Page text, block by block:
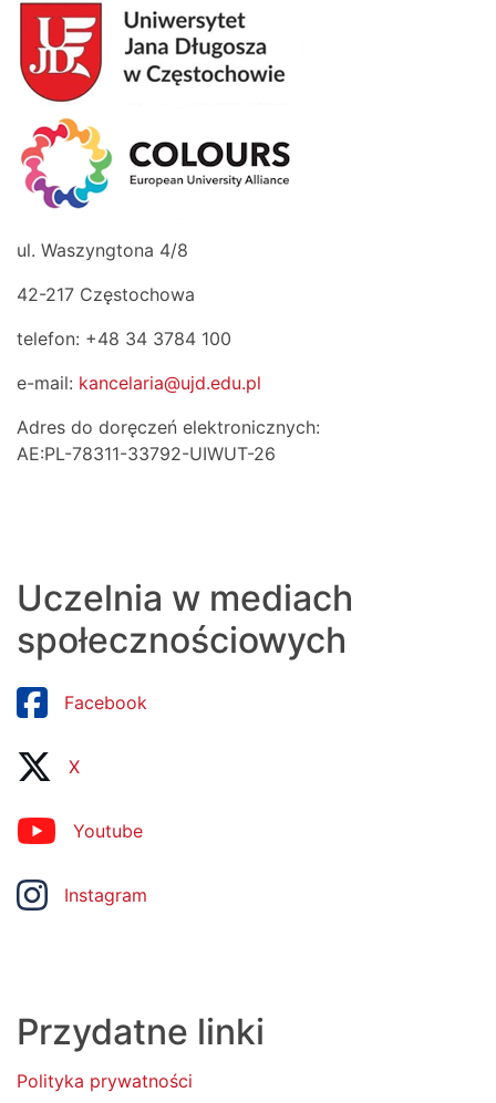
ul. Waszyngtona 4/8
42-217 Częstochowa
telefon: +48 34 3784 100
e-mail: kancelaria@ujd.edu.pl
Adres do doręczeń elektronicznych:
AE:PL-78311-33792-UIWUT-26
Uczelnia w mediach
społecznościowych
Facebook
X
Youtube
Instagram
Przydatne linki
Polityka prywatności